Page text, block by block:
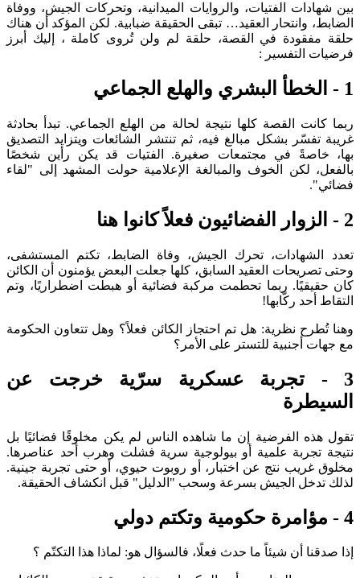
بين شهادات الفتيات، والروايات الميدانية، وتحركات الجيش، ووفاة
الضابط، وانتحار العقيد… تبقى الحقيقة ضبابية. لكن المؤكد أن هناك
حلقة مفقودة في القصة، حلقة لم ولن تُروى كاملة ، إليك أبرز
فرضيات التفسير :
1 - الخطأ البشري والهلع الجماعي
ربما كانت القصة كلها نتيجة لحالة من الهلع الجماعي. تبدأ بحادثة
غريبة تفسّر بشكل مبالغ فيه، ثم تنتشر الشائعات ويتزايد التصديق
بها، خاصةً في مجتمعات صغيرة. الفتيات قد يكن رأين شخصًا
بالفعل، لكن الخوف والمبالغة الإعلامية حولت المشهد إلى "لقاء
فضائي".
2 - الزوار الفضائيون فعلاً كانوا هنا
تعدد الشهادات، تحرك الجيش، وفاة الضابط، تكتم المستشفى،
وحتى تصريحات العقيد السابق، كلها جعلت البعض يؤمنون أن الكائن
كان حقيقيًا. ربما تحطمت مركبة فضائية أو هبطت اضطراريًا، وتم
التقاط أحد ركّابها!
وهنا تُطرح نظرية: هل تم احتجاز الكائن فعلاً؟ وهل تتعاون الحكومة
مع جهات أجنبية للتستر على الأمر؟
3 - تجربة عسكرية سرّية خرجت عن
السيطرة
تقول هذه الفرضية إن ما شاهده الناس لم يكن مخلوقًا فضائيًا بل
نتيجة تجربة علمية أو بيولوجية سرية فشلت وهرب أحد عناصرها.
مخلوق غريب نتج عن اختبار، أو روبوت حيوي، أو حتى تجربة جينية.
لذلك تدخل الجيش بسرعة وسحب "الدليل" قبل انكشاف الحقيقة.
4 - مؤامرة حكومية وتكتم دولي
إذا صدقنا أن شيئاً ما حدث فعلًا، فالسؤال هو: لماذا هذا التكتّم ؟